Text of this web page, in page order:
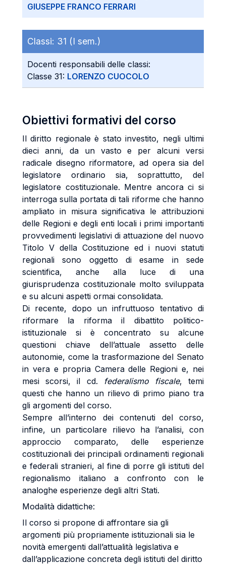
GIUSEPPE FRANCO FERRARI
Classi: 31 (I sem.)
Docenti responsabili delle classi:
Classe 31: LORENZO CUOCOLO
Obiettivi formativi del corso
Il diritto regionale è stato investito, negli ultimi
dieci anni, da un vasto e per alcuni versi
radicale disegno riformatore, ad opera sia del
legislatore ordinario sia, soprattutto, del
legislatore costituzionale. Mentre ancora ci si
interroga sulla portata di tali riforme che hanno
ampliato in misura significativa le attribuzioni
delle Regioni e degli enti locali i primi importanti
provvedimenti legislativi di attuazione del nuovo
Titolo V della Costituzione ed i nuovi statuti
regionali sono oggetto di esame in sede
scientifica, anche alla luce di una
giurisprudenza costituzionale molto sviluppata
e su alcuni aspetti ormai consolidata.
Di recente, dopo un infruttuoso tentativo di
riformare la riforma il dibattito politico-
istituzionale si è concentrato su alcune
questioni chiave dell’attuale assetto delle
autonomie, come la trasformazione del Senato
in vera e propria Camera delle Regioni e, nei
mesi scorsi, il cd.
federalismo fiscale, temi
questi che hanno un rilievo di primo piano tra
gli argomenti del corso.
Sempre all’interno dei contenuti del corso,
infine, un particolare rilievo ha l’analisi, con
approccio comparato, delle esperienze
costituzionali dei principali ordinamenti regionali
e federali stranieri, al fine di porre gli istituti del
regionalismo italiano a confronto con le
analoghe esperienze degli altri Stati.
Modalità didattiche:
Il corso si propone di affrontare sia gli
argomenti più propriamente istituzionali sia le
novità emergenti dall’attualità legislativa e
dall’applicazione concreta degli istituti del diritto